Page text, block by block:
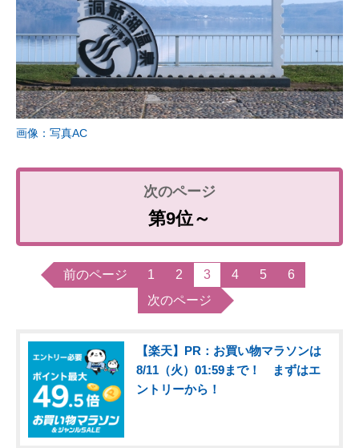
画像：写真AC
第9位～
前のページ 1 2 3 4 5
6
次のページ
【楽天】PR：お買い物マラソンは
8/11（火）01:59まで！ まずはエ
ントリーから！